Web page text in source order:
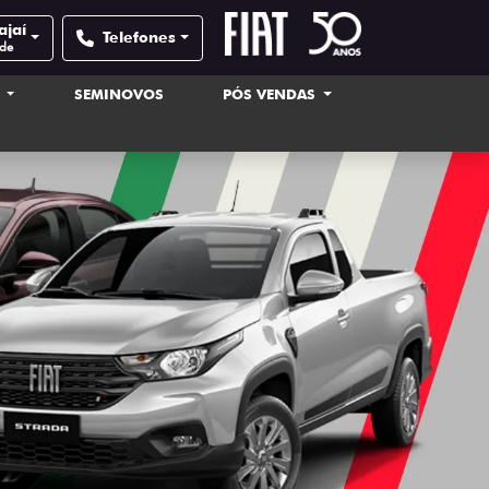
Telefones
SEMINOVOS PÓS VENDAS